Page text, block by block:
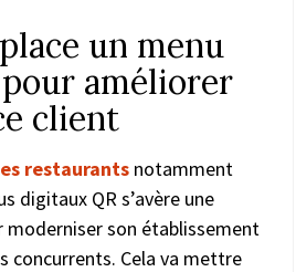
un menu
améliorer
client
restaurants notamment
digitaux QR s’avère une
moderniser son établissement
concurrents. Cela va mettre